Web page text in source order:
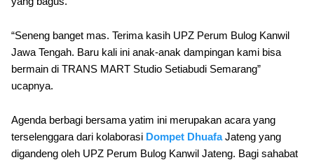
“Seneng banget mas. Terima kasih UPZ Perum Bulog Kanwil
Jawa Tengah. Baru kali ini anak-anak dampingan kami bisa
bermain di TRANS MART Studio Setiabudi Semarang”
ucapnya.
Agenda berbagi bersama yatim ini merupakan acara yang
terselenggara dari kolaborasi Dompet DhuafaJateng yang
digandeng oleh UPZ Perum Bulog Kanwil Jateng. Bagi sahabat